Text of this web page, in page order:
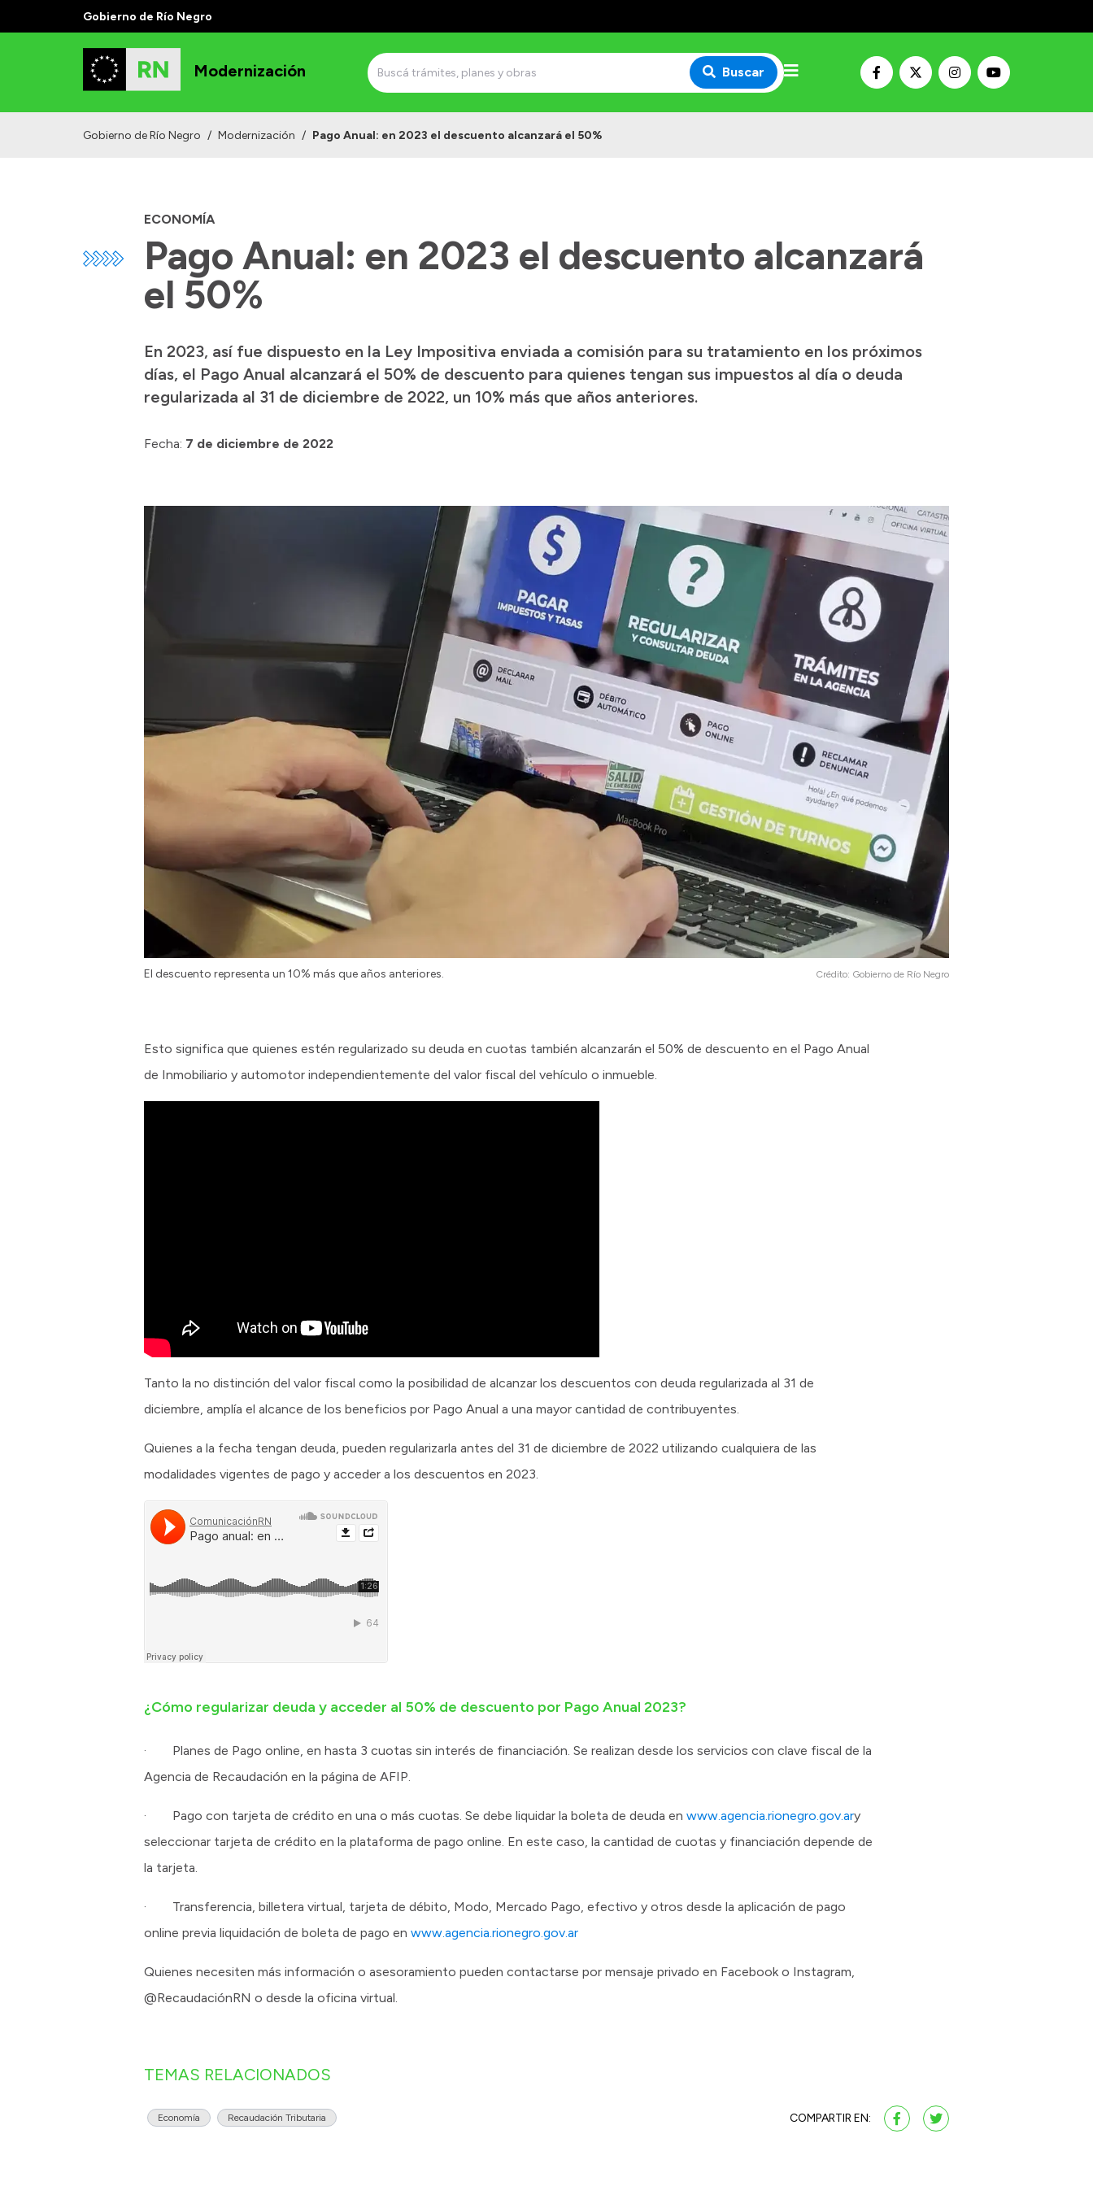
Gobierno de Río Negro
Modernización Buscar
Gobierno de Río Negro / Modernización / Pago Anual: en 2023 el descuento alcanzará el 50%
ECONOMÍA
Pago Anual: en 2023 el descuento alcanzará
el 50%
En 2023, así fue dispuesto en la Ley Impositiva enviada a comisión para su tratamiento en los próximos
días, el Pago Anual alcanzará el 50% de descuento para quienes tengan sus impuestos al día o deuda
regularizada al 31 de diciembre de 2022, un 10% más que años anteriores.
Fecha: 7 de diciembre de 2022
El descuento representa un 10% más que años anteriores. Crédito: Gobierno de Río Negro
Esto significa que quienes estén regularizado su deuda en cuotas también alcanzarán el 50% de descuento en el Pago Anual
de Inmobiliario y automotor independientemente del valor fiscal del vehículo o inmueble.
Tanto la no distinción del valor fiscal como la posibilidad de alcanzar los descuentos con deuda regularizada al 31 de
diciembre, amplía el alcance de los beneficios por Pago Anual a una mayor cantidad de contribuyentes.
Quienes a la fecha tengan deuda, pueden regularizarla antes del 31 de diciembre de 2022 utilizando cualquiera de las
modalidades vigentes de pago y acceder a los descuentos en 2023.
¿Cómo regularizar deuda y acceder al 50% de descuento por Pago Anual 2023?
· Planes de Pago online, en hasta 3 cuotas sin interés de financiación. Se realizan desde los servicios con clave fiscal de la
Agencia de Recaudación en la página de AFIP.
· Pago con tarjeta de crédito en una o más cuotas. Se debe liquidar la boleta de deuda en www.agencia.rionegro.gov.ary
seleccionar tarjeta de crédito en la plataforma de pago online. En este caso, la cantidad de cuotas y financiación depende de
la tarjeta.
· Transferencia, billetera virtual, tarjeta de débito, Modo, Mercado Pago, efectivo y otros desde la aplicación de pago
online previa liquidación de boleta de pago en www.agencia.rionegro.gov.ar
Quienes necesiten más información o asesoramiento pueden contactarse por mensaje privado en Facebook o Instagram,
@RecaudaciónRN o desde la oficina virtual.
TEMAS RELACIONADOS
Economía Recaudación Tributaria COMPARTIR EN: